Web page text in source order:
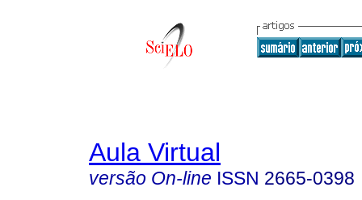
Aula Virtual
versão On-line ISSN 2665-0398